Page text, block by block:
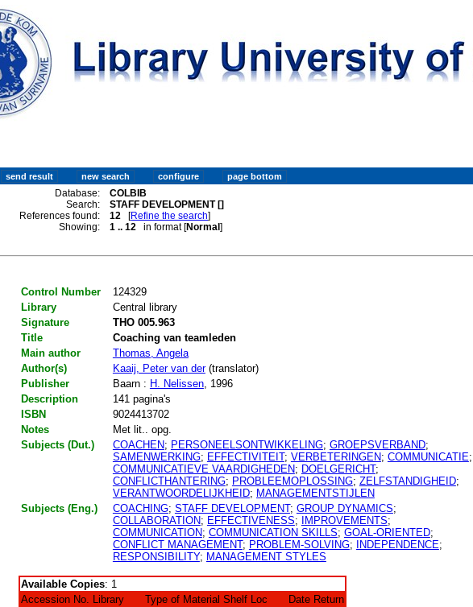
Database:
COLBIB
Search:
STAFF DEVELOPMENT []
References found:
12 [Refine the search]
Showing:
1 .. 12 in format [Normal]
Control Number
124329
Library
Central library
Signature
THO 005.963
Title
Coaching van teamleden
Main author
Thomas, Angela
Author(s)
Kaaij, Peter van der(translator)
Publisher
Baarn : H. Nelissen, 1996
Description
141 pagina's
ISBN
9024413702
Notes
Met lit.. opg.
Subjects (Dut.)
COACHEN; PERSONEELSONTWIKKELING; GROEPSVERBAND;
SAMENWERKING; EFFECTIVITEIT; VERBETERINGEN; COMMUNICATIE;
COMMUNICATIEVE VAARDIGHEDEN; DOELGERICHT;
CONFLICTHANTERING; PROBLEEMOPLOSSING; ZELFSTANDIGHEID;
VERANTWOORDELIJKHEID; MANAGEMENTSTIJLEN
Subjects (Eng.)
COACHING; STAFF DEVELOPMENT; GROUP DYNAMICS;
COLLABORATION; EFFECTIVENESS; IMPROVEMENTS;
COMMUNICATION; COMMUNICATION SKILLS; GOAL-ORIENTED;
CONFLICT MANAGEMENT; PROBLEM-SOLVING; INDEPENDENCE;
RESPONSIBILITY; MANAGEMENT STYLES
Available Copies: 1
Accession No.
Library Type of Material Shelf Loc
Date Return